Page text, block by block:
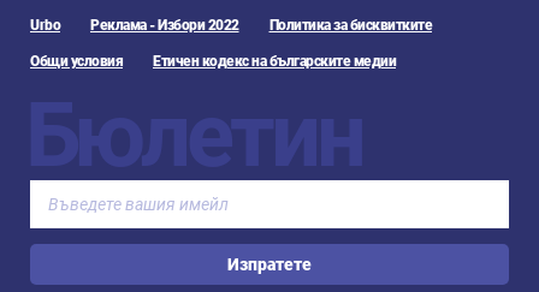
Urbo Реклама - Избори 2022 Политика за бисквитките
Общи условия Етичен кодекс на българските медии
Бюлетин
Изпратете